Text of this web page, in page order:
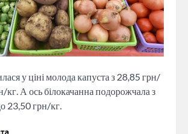
у ціні молода капуста з 28,85 грн/
кг. А ось білокачанна подорожчала з
23,50 грн/кг.